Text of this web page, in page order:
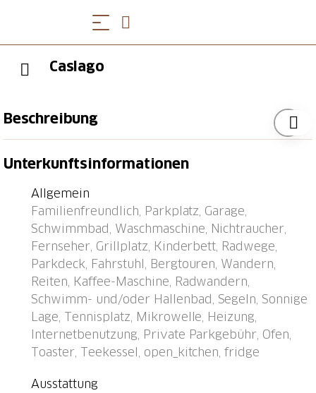
Caslago
Beschreibung
Mehrfamilienhaus "Caslago". Am Ortsrand, 1 km vom
Mitbenutzung: Liegewiese, wunderschöner Garten
zum Entspannen, Schwimmbad beheizt (saisonale
Verfügbarkeit: 01.Mai. - 20.Okt.). Aussendusche. Im
Hause: Fahrstuhl, Einstellraum für Fahrräder,
Waschmaschine (extra), Trockenraum. Zufahrt bis
zum Haus. Gemeinschaftsgarage beim Haus.
Einkaufsgeschäft 800 m, Restaurant 500 m,
Bushaltestelle "Ponte Tresa" 1.1 km, Bahnstation
"Caslano" 950 m. Golfplatz 3 km, Tennis 300 m. Bitte
beachten: geeignet für Familien, geeignet für
Senioren. Minigolf 1.2 km.
Unterkunftsinformationen
Allgemein
Familienfreundlich, Parkplatz, Garage,
Schwimmbad, Waschmaschine, Nichtraucher,
Fernseher, Grillplatz, Kinderbett, Radwege,
Parkdeck, Fahrstuhl, Bergtouren, Wandern,
Reiten, Kaffee-Maschine, Radwandern,
Schwimm- und/oder Hallenbad, Segeln, Sonnige
Lage, Tennisplatz, Mikrowelle, Heizung,
Internetbenutzung, Private Parkgebühr, Ofen,
Toaster, Teekessel, open_kitchen, fridge
Ausstattung